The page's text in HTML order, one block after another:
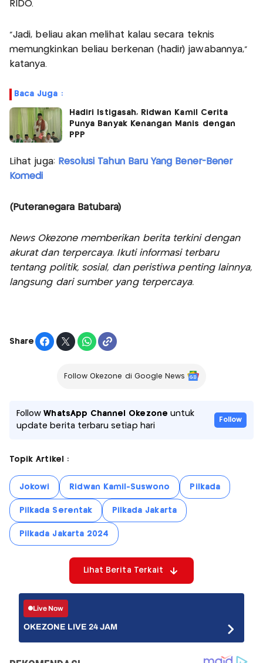
RIDO.
"Jadi, beliau akan melihat kalau secara teknis
memungkinkan beliau berkenan (hadir) jawabannya,"
katanya.
Baca Juga :
Hadiri Istigasah, Ridwan Kamil Cerita
Punya Banyak Kenangan Manis dengan
PPP
Lihat juga: Resolusi Tahun Baru Yang Bener-Bener
Komedi
(Puteranegara Batubara)
News Okezone memberikan berita terkini dengan
akurat dan terpercaya. Ikuti informasi terbaru
tentang politik, sosial, dan peristiwa penting lainnya,
langsung dari sumber yang terpercaya.
Share
Follow Okezone di Google News
FollowWhatsApp Channel Okezone untuk
update berita terbaru setiap hari
Follow
Topik Artikel :
Jokowi Ridwan Kamil-Suswono Pilkada
Pilkada Serentak Pilkada Jakarta
Pilkada Jakarta 2024
Lihat Berita Terkait
Live Now
OKEZONE LIVE 24 JAM